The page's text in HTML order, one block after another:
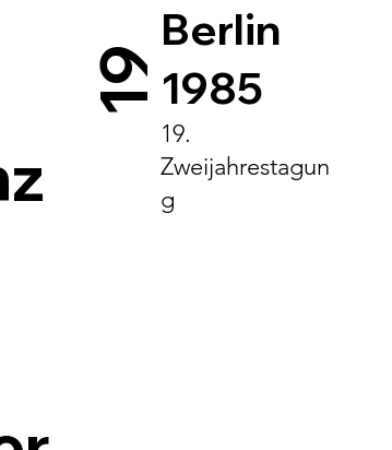
Berlin
1985
19.
Zweijahrestagun
g
19